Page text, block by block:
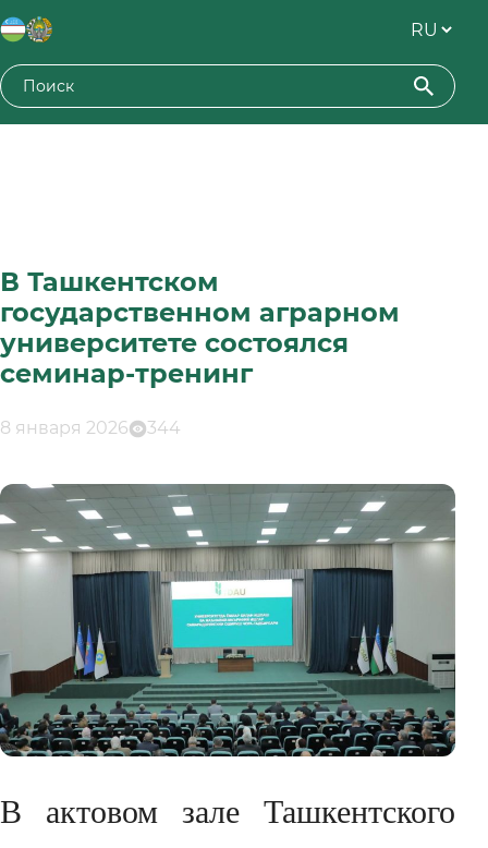
В Ташкентском
государственном аграрном
университете состоялся
семинар-тренинг
8 января 2026 344
В актовом зале Ташкентского